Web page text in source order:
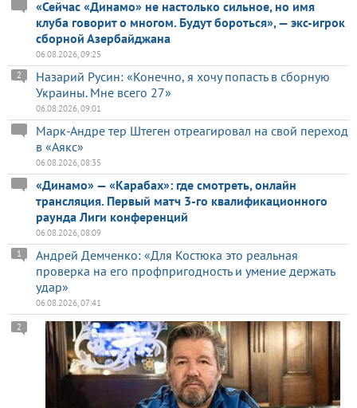
«Сейчас «Динамо» не настолько сильное, но имя
клуба говорит о многом. Будут бороться», — экс-игрок
сборной Азербайджана
06.08.2026, 09:25
Назарий Русин: «Конечно, я хочу попасть в сборную
Украины. Мне всего 27»
2
06.08.2026, 09:01
Марк-Андре тер Штеген отреагировал на свой переход
в «Аякс»
06.08.2026, 08:35
«Динамо» — «Карабах»: где смотреть, онлайн
трансляция. Первый матч 3-го квалификационного
раунда Лиги конференций
06.08.2026, 08:09
Андрей Демченко: «Для Костюка это реальная
проверка на его профпригодность и умение держать
удар»
1
06.08.2026, 07:41
2